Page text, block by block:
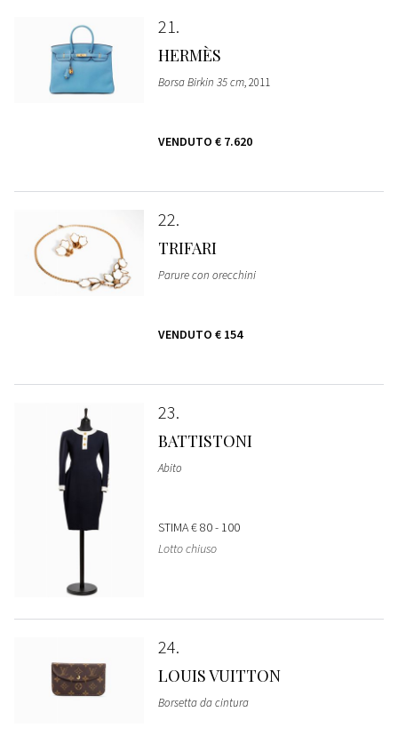
21
HERMÈS
Borsa Birkin 35 cm, 2011
VENDUTO € 7.620
22
TRIFARI
Parure con orecchini
VENDUTO € 154
23
BATTISTONI
Abito
STIMA€ 80 - 100
Lotto chiuso
24
LOUIS VUITTON
Borsetta da cintura